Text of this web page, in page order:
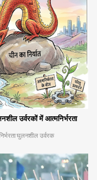
उर्वरकों में आत्मनिर्भरता
घुलनशील उर्वरक